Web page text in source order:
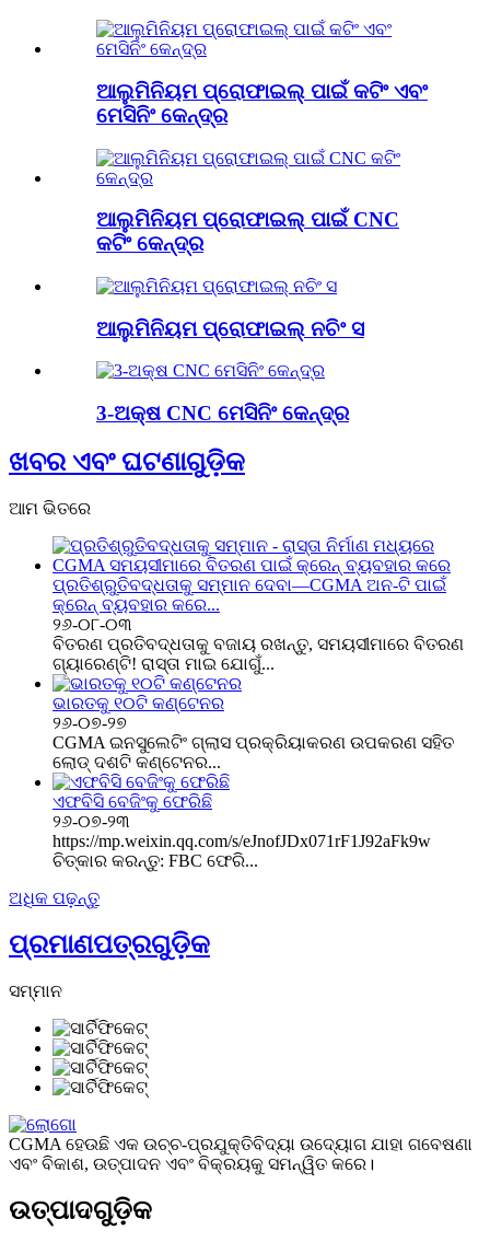
ଆଲୁମିନିୟମ ପ୍ରୋଫାଇଲ୍ ପାଇଁ କଟିଂ ଏବଂ
ମେସିନିଂ କେନ୍ଦ୍ର
ଆଲୁମିନିୟମ ପ୍ରୋଫାଇଲ୍ ପାଇଁ CNC
କଟିଂ କେନ୍ଦ୍ର
ଆଲୁମିନିୟମ ପ୍ରୋଫାଇଲ୍ ନଚିଂ ସ
3-ଅକ୍ଷ CNC ମେସିନିଂ କେନ୍ଦ୍ର
ଖବର ଏବଂ ଘଟଣାଗୁଡ଼ିକ
ଆମ ଭିତରେ
ପ୍ରତିଶ୍ରୁତିବଦ୍ଧତାକୁ ସମ୍ମାନ ଦେବା—CGMA ଅନ-ଟି ପାଇଁ
କ୍ରେନ୍ ବ୍ୟବହାର କରେ...
୨୬-୦୮-୦୩
ବିତରଣ ପ୍ରତିବଦ୍ଧତାକୁ ବଜାୟ ରଖନ୍ତୁ, ସମୟସୀମାରେ ବିତରଣ
ଗ୍ୟାରେଣ୍ଟି! ରାସ୍ତା ମାଇ ଯୋଗୁଁ...
ଭାରତକୁ ୧୦ଟି କଣ୍ଟେନର
୨୬-୦୭-୨୭
CGMA ଇନସୁଲେଟିଂ ଗ୍ଲାସ ପ୍ରକ୍ରିୟାକରଣ ଉପକରଣ ସହିତ
ଲୋଡ୍ ଦଶଟି କଣ୍ଟେନର...
ଏଫବିସି ବେଜିଂକୁ ଫେରିଛି
୨୬-୦୭-୨୩
https://mp.weixin.qq.com/s/eJnofJDx071rF1J92aFk9w
ଚିତ୍କାର କରନ୍ତୁ: FBC ଫେରି...
ଅଧିକ ପଢ଼ନ୍ତୁ
ପ୍ରମାଣପତ୍ରଗୁଡ଼ିକ
ସମ୍ମାନ
CGMA ହେଉଛି ଏକ ଉଚ୍ଚ-ପ୍ରଯୁକ୍ତିବିଦ୍ୟା ଉଦ୍ୟୋଗ ଯାହା ଗବେଷଣା
ଏବଂ ବିକାଶ, ଉତ୍ପାଦନ ଏବଂ ବିକ୍ରୟକୁ ସମନ୍ୱିତ କରେ।
ଉତ୍ପାଦଗୁଡ଼ିକ